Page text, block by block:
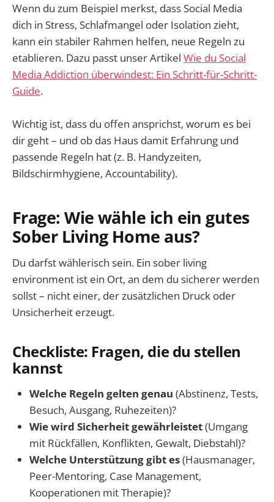
Wenn du zum Beispiel merkst, dass Social Media
dich in Stress, Schlafmangel oder Isolation zieht,
kann ein stabiler Rahmen helfen, neue Regeln zu
etablieren. Dazu passt unser Artikel Wie du Social
Media Addiction überwindest: Ein Schritt-für-Schritt-
Guide.
Wichtig ist, dass du offen ansprichst, worum es bei
dir geht – und ob das Haus damit Erfahrung und
passende Regeln hat (z. B. Handyzeiten,
Bildschirmhygiene, Accountability).
Frage: Wie wähle ich ein gutes
Sober Living Home aus?
Du darfst wählerisch sein. Ein sober living
environment ist ein Ort, an dem du sicherer werden
sollst – nicht einer, der zusätzlichen Druck oder
Unsicherheit erzeugt.
Checkliste: Fragen, die du stellen
kannst
Welche Regeln gelten genau (Abstinenz, Tests,
Besuch, Ausgang, Ruhezeiten)?
Wie wird Sicherheit gewährleistet(Umgang
mit Rückfällen, Konflikten, Gewalt, Diebstahl)?
Welche Unterstützung gibt es(Hausmanager,
Peer-Mentoring, Case Management,
Kooperationen mit Therapie)?